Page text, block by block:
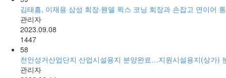
김태흠, 이재용 삼성 회장·웬델 윅스 코닝 회장과 손잡고 연이어
관리자
2023.09.08
1447
58
천안성거산업단지 산업시설용지 분양완료…지원시설용지(상가)
관리자